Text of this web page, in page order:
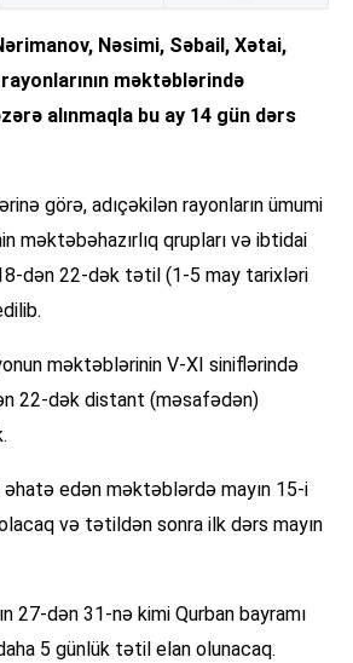
Nəsimi, Səbail, Xətai,
məktəblərində
alınmaqla bu ay 14 gün dərs
görə, adıçəkilən rayonların ümumi
məktəbəhazırlıq qrupları və ibtidai
dən 22-dək tətil (1-5 may tarixləri
məktəblərinin V-XI siniflərində
22-dək distant (məsafədən)
əhatə edən məktəblərdə mayın 15-i
və tətildən sonra ilk dərs mayın
27-dən 31-nə kimi Qurban bayramı
5 günlük tətil elan olunacaq.